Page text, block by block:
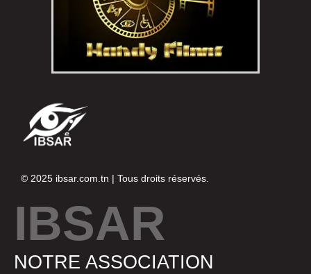
© 2025 ibsar.com.tn | Tous droits réservés.
IBSAR
NOTRE ASSOCIATION